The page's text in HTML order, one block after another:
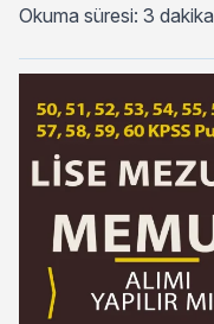
Okuma süresi: 3 dakika